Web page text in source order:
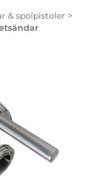
& spolpistoler >